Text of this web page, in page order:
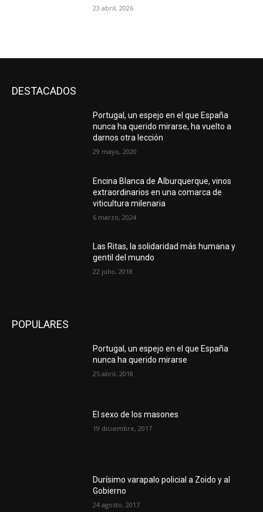
23 abril, 2026
DESTACADOS
Portugal, un espejo en el que España
nunca ha querido mirarse, ha vuelto a
darnos otra lección
29 mayo, 2020
Encina Blanca de Alburquerque, vinos
extraordinarios en una comarca de
viticultura milenaria
6 marzo, 2024
Las Ritas, la solidaridad más humana y
gentil del mundo
22 julio, 2018
POPULARES
Portugal, un espejo en el que España
nunca ha querido mirarse
25 abril, 2018
El sexo de los masones
19 diciembre, 2017
Durísimo varapalo policial a Zoido y al
Gobierno
24 agosto, 2017